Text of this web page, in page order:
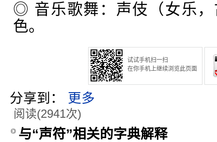
◎ 音乐歌舞：声伎（女乐
色。
试试手机扫一扫
在你手机上继续浏览此页面
分享到： 更多
阅读(2941次)
与“声符”相关的字典解释